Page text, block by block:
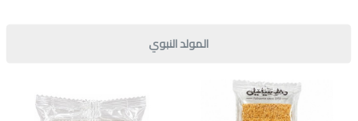
المولد النبوي